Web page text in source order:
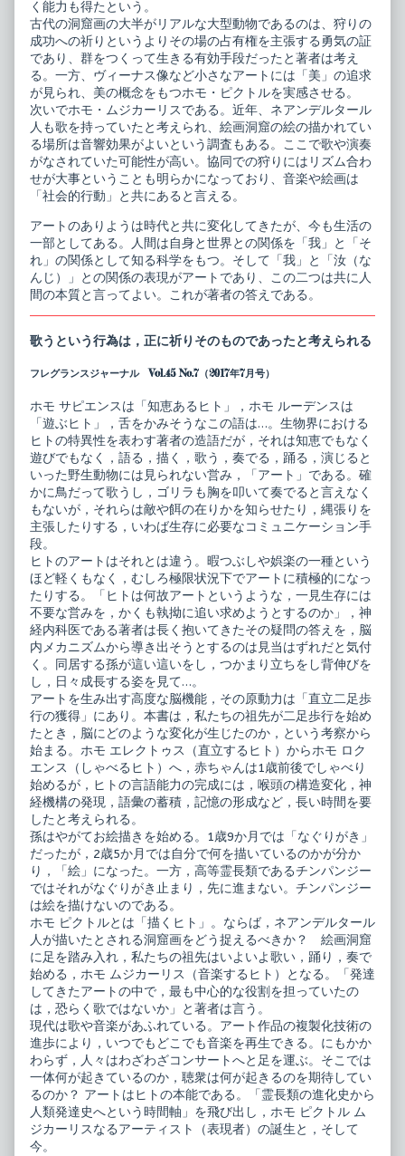
く能力も得たという。
古代の洞窟画の大半がリアルな大型動物であるのは、狩りの
成功への祈りというよりその場の占有権を主張する勇気の証
であり、群をつくって生きる有効手段だったと著者は考え
る。一方、ヴィーナス像など小さなアートには「美」の追求
が見られ、美の概念をもつホモ・ピクトルを実感させる。
次いでホモ・ムジカーリスである。近年、ネアンデルタール
人も歌を持っていたと考えられ、絵画洞窟の絵の描かれてい
る場所は音響効果がよいという調査もある。ここで歌や演奏
がなされていた可能性が高い。協同での狩りにはリズム合わ
せが大事ということも明らかになっており、音楽や絵画は
「社会的行動」と共にあると言える。
アートのありようは時代と共に変化してきたが、今も生活の
一部としてある。人間は自身と世界との関係を「我」と「そ
れ」の関係として知る科学をもつ。そして「我」と「汝（な
んじ）」との関係の表現がアートであり、この二つは共に人
間の本質と言ってよい。これが著者の答えである。
歌うという行為は，正に祈りそのものであったと考えられる
フレグランスジャーナル Vol.45 No.7（2017年7月号）
ホモ サピエンスは「知恵あるヒト」，ホモ ルーデンスは
「遊ぶヒト」，舌をかみそうなこの語は…。生物界における
ヒトの特異性を表わす著者の造語だが，それは知恵でもなく
遊びでもなく，語る，描く，歌う，奏でる，踊る，演じると
いった野生動物には見られない営み，「アート」である。確
かに鳥だって歌うし，ゴリラも胸を叩いて奏でると言えなく
もないが，それらは敵や餌の在りかを知らせたり，縄張りを
主張したりする，いわば生存に必要なコミュニケーション手
段。
ヒトのアートはそれとは違う。暇つぶしや娯楽の一種という
ほど軽くもなく，むしろ極限状況下でアートに積極的になっ
たりする。「ヒトは何故アートというような，一見生存には
不要な営みを，かくも執拗に追い求めようとするのか」，神
経内科医である著者は長く抱いてきたその疑問の答えを，脳
内メカニズムから導き出そうとするのは見当はずれだと気付
く。同居する孫が這い這いをし，つかまり立ちをし背伸びを
し，日々成長する姿を見て…。
アートを生み出す高度な脳機能，その原動力は「直立二足歩
行の獲得」にあり。本書は，私たちの祖先が二足歩行を始め
たとき，脳にどのような変化が生じたのか，という考察から
始まる。ホモ エレクトゥス（直立するヒト）からホモ ロク
エンス（しゃべるヒト）へ，赤ちゃんは1歳前後でしゃべり
始めるが，ヒトの言語能力の完成には，喉頭の構造変化，神
経機構の発現，語彙の蓄積，記憶の形成など，長い時間を要
したと考えられる。
孫はやがてお絵描きを始める。1歳9か月では「なぐりがき」
だったが，2歳5か月では自分で何を描いているのかが分か
り，「絵」になった。一方，高等霊長類であるチンパンジー
ではそれがなぐりがき止まり，先に進まない。チンパンジー
は絵を描けないのである。
ホモ ピクトルとは「描くヒト」。ならば，ネアンデルタール
人が描いたとされる洞窟画をどう捉えるべきか？ 絵画洞窟
に足を踏み入れ，私たちの祖先はいよいよ歌い，踊り，奏で
始める，ホモ ムジカーリス（音楽するヒト）となる。「発達
してきたアートの中で，最も中心的な役割を担っていたの
は，恐らく歌ではないか」と著者は言う。
現代は歌や音楽があふれている。アート作品の複製化技術の
進歩により，いつでもどこでも音楽を再生できる。にもかか
わらず，人々はわざわざコンサートへと足を運ぶ。そこでは
一体何が起きているのか，聴衆は何が起きるのを期待してい
るのか？ アートはヒトの本能である。「霊長類の進化史から
人類発達史へという時間軸」を飛び出し，ホモ ピクトル ム
ジカーリスなるアーティスト（表現者）の誕生と，そして
今。